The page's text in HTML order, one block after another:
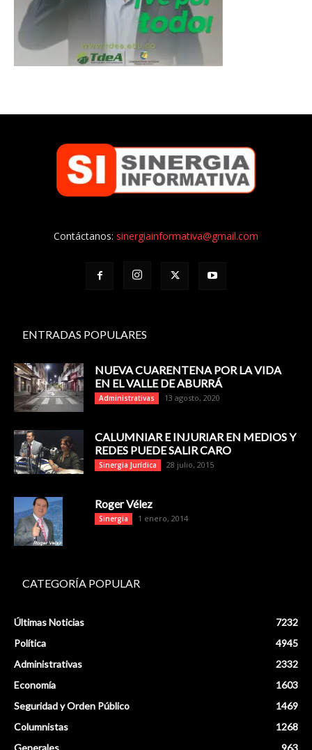
Contáctanos: sinergiainformativa@gmail.com
ENTRADAS POPULARES
NUEVA CUARENTENA POR LA VIDA
EN EL VALLE DE ABURRÁ
Administrativas 13 agosto, 2020
CALUMNIAR E INJURIAR EN MEDIOS Y
REDES PUEDE SALIR CARO
Sinergia Jurídica 28 julio, 2015
Roger Vélez
Sinergia 1 enero, 2014
CATEGORÍA POPULAR
Últimas Noticias
7232
Política
4945
Administrativas
2332
Economía
1603
Seguridad y Orden Público
1469
Columnistas
1268